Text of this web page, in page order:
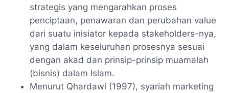
strategis yang mengarahkan proses
penciptaan, penawaran dan perubahan value
dari suatu inisiator kepada stakeholders-nya,
yang dalam keseluruhan prosesnya sesuai
dengan akad dan prinsip-prinsip muamalah
(bisnis) dalam Islam.
Menurut Qhardawi (1997), syariah marketing